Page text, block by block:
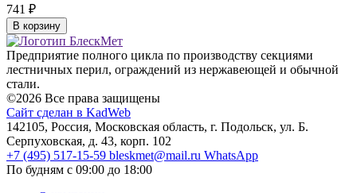
741 ₽
В корзину
Предприятие полного цикла по производству секциями
лестничных перил, ограждений из нержавеющей и обычной
стали.
©2026 Все права защищены
Сайт сделан в KadWeb
142105, Россия, Московская область, г. Подольск, ул. Б.
Серпуховская, д. 43, корп. 102
+7 (495) 517-15-59 bleskmet@mail.ru WhatsApp
По будням с 09:00 до 18:00